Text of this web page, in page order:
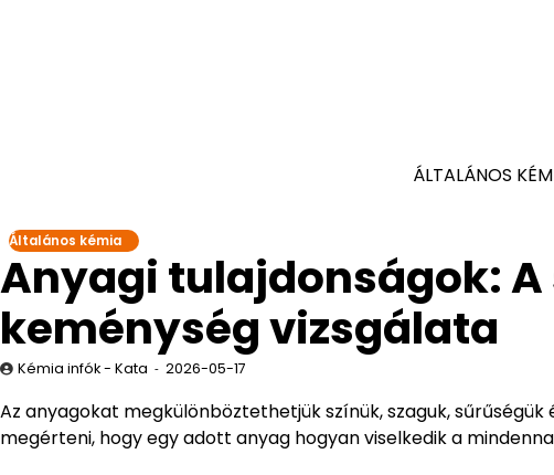
ÁLTALÁNOS
Általános kémia
Anyagi tulajdonságok: A
keménység vizsgálata
Kémia infók - Kata 2026-05-17
Az anyagokat megkülönböztethetjük színük, szaguk,
megérteni, hogy egy adott anyag hogyan viselkedik a